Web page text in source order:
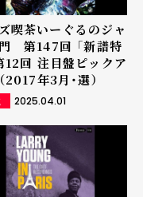
喫茶いーぐるのジャ
第147回 「新譜特
12回 注目盤ピックア
2017年3月・選）
2025.04.01